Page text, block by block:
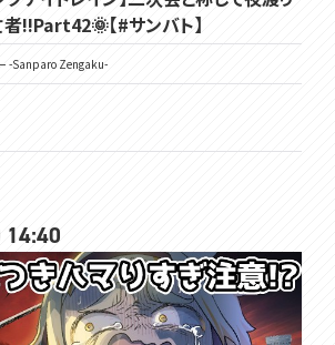
!!Part42🌞【#サンバト】
-Sanparo Zengaku-